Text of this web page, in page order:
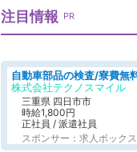
注目情報 PR
株式会社テクノスマイル
三重県 四日市市
時給1,800円
正社員 / 派遣社員
スポンサー：求人ボックス